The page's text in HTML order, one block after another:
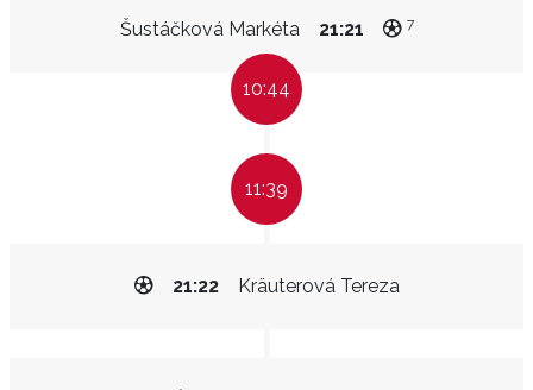
Šustáčková Markéta 21:21 7
10:44
11:39
Kräuterová Tereza
21:22